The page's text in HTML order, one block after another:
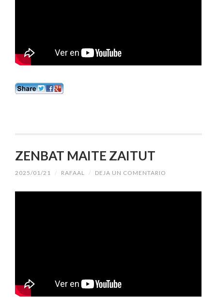
ZENBAT MAITE ZAITUT
2025/01/21 / RAFAAL / DEJA UN COMENTARIO